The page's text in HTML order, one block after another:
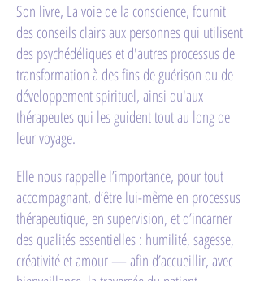
Son livre, La voie de la conscience, fournit
des conseils clairs aux personnes qui utilisent
des psychédéliques et d'autres processus de
transformation à des fins de guérison ou de
développement spirituel, ainsi qu'aux
thérapeutes qui les guident tout au long de
leur voyage.
Elle nous rappelle l’importance, pour tout
accompagnant, d’être lui-même en processus
thérapeutique, en supervision, et d’incarner
des qualités essentielles : humilité, sagesse,
créativité et amour — afin d’accueillir, avec